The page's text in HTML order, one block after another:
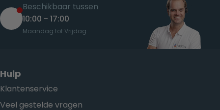
Beschikbaar tussen
10:00 - 17:00
Maandag tot Vrijdag
Hulp
Klantenservice
Veel gestelde vragen